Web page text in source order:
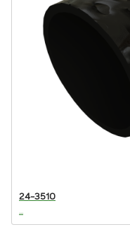
24-3510
...